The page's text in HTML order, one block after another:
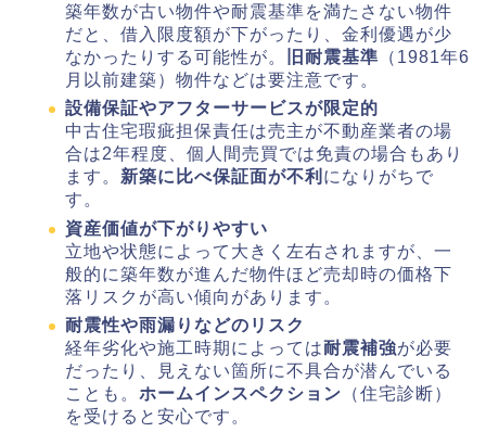
築年数が古い物件や耐震基準を満たさない物件
だと、借入限度額が下がったり、金利優遇が少
なかったりする可能性が。
旧耐震基準 （1981年6
月以前建築）物件などは要注意です。
設備保証やアフターサービスが限定的
中古住宅瑕疵担保責任は売主が不動産業者の場
合は2年程度、個人間売買では免責の場合もあり
ます。 新築に比べ保証面が不利 になりがちで
す。
資産価値が下がりやすい
立地や状態によって大きく左右されますが、一
般的に築年数が進んだ物件ほど売却時の価格下
落リスクが高い傾向があります。
耐震性や雨漏りなどのリスク
経年劣化や施工時期によっては耐震補強が必要
だったり、見えない箇所に不具合が潜んでいる
ことも。 ホームインスペクション （住宅診断）
を受けると安心です。